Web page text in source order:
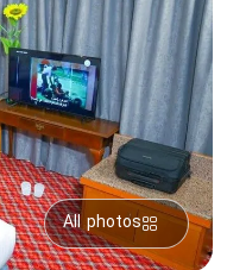
All photos